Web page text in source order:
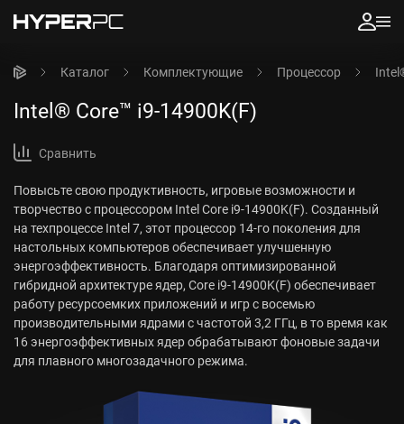
Каталог Комплектующие Процессор
Intel® Core™ i9-14900K(F)
Сравнить
Повысьте свою продуктивность, игровые возможности и
творчество с процессором Intel Core i9-14900K(F). Созданный
на техпроцессе Intel 7, этот процессор 14-го поколения для
настольных компьютеров обеспечивает улучшенную
энергоэффективность. Благодаря оптимизированной
гибридной архитектуре ядер, Core i9-14900K(F) обеспечивает
работу ресурсоемких приложений и игр с восемью
производительными ядрами с частотой 3,2 ГГц, в то время как
16 энергоэффективных ядер обрабатывают фоновые задачи
для плавного многозадачного режима.